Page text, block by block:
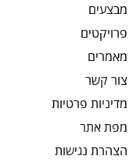
מבצעים
פרויקטים
מאמרים
צור קשר
מדיניות פרטיות
מפת אתר
הצהרת נגישות